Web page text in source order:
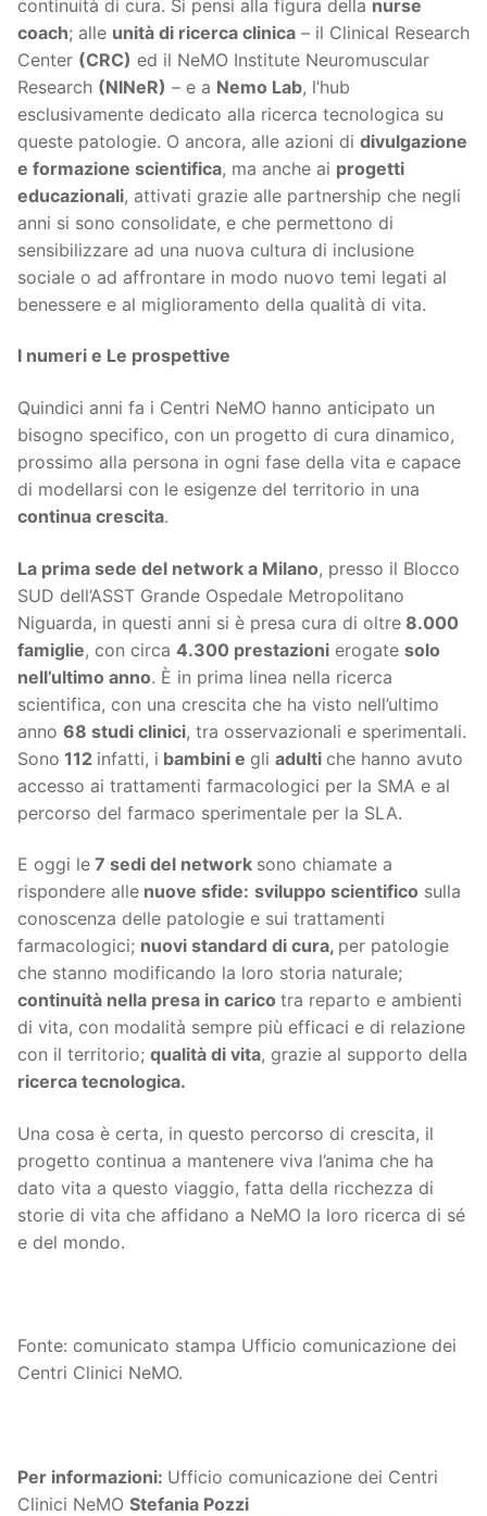
continuità di cura. Si pensi alla figura della nurse
coach; alle unità di ricerca clinica – il Clinical Research
Center (CRC) ed il NeMO Institute Neuromuscular
Research (NINeR) – e a Nemo Lab, l’hub
esclusivamente dedicato alla ricerca tecnologica su
queste patologie. O ancora, alle azioni di divulgazione
e formazione scientifica, ma anche ai progetti
educazionali, attivati grazie alle partnership che negli
anni si sono consolidate, e che permettono di
sensibilizzare ad una nuova cultura di inclusione
sociale o ad affrontare in modo nuovo temi legati al
benessere e al miglioramento della qualità di vita.
I numeri e Le prospettive
Quindici anni fa i Centri NeMO hanno anticipato un
bisogno specifico, con un progetto di cura dinamico,
prossimo alla persona in ogni fase della vita e capace
di modellarsi con le esigenze del territorio in una
continua crescita.
La prima sede del network a Milano, presso il Blocco
SUD dell’ASST Grande Ospedale Metropolitano
Niguarda, in questi anni si è presa cura di oltre 8.000
famiglie, con circa 4.300 prestazioni erogate solo
nell’ultimo anno. È in prima linea nella ricerca
scientifica, con una crescita che ha visto nell’ultimo
anno 68 studi clinici, tra osservazionali e sperimentali.
Sono 112 infatti, i bambini e gli adulti che hanno avuto
accesso ai trattamenti farmacologici per la SMA e al
percorso del farmaco sperimentale per la SLA.
E oggi le 7 sedi del network sono chiamate a
rispondere alle nuove sfide: sviluppo scientifico sulla
conoscenza delle patologie e sui trattamenti
farmacologici; nuovi standard di cura, per patologie
che stanno modificando la loro storia naturale;
continuità nella presa in carico tra reparto e ambienti
di vita, con modalità sempre più efficaci e di relazione
con il territorio; qualità di vita, grazie al supporto della
ricerca tecnologica.
Una cosa è certa, in questo percorso di crescita, il
progetto continua a mantenere viva l’anima che ha
dato vita a questo viaggio, fatta della ricchezza di
storie di vita che affidano a NeMO la loro ricerca di sé
e del mondo.
Fonte: comunicato stampa Ufficio comunicazione dei
Centri Clinici NeMO.
Per informazioni: Ufficio comunicazione dei Centri
Clinici NeMO Stefania Pozzi